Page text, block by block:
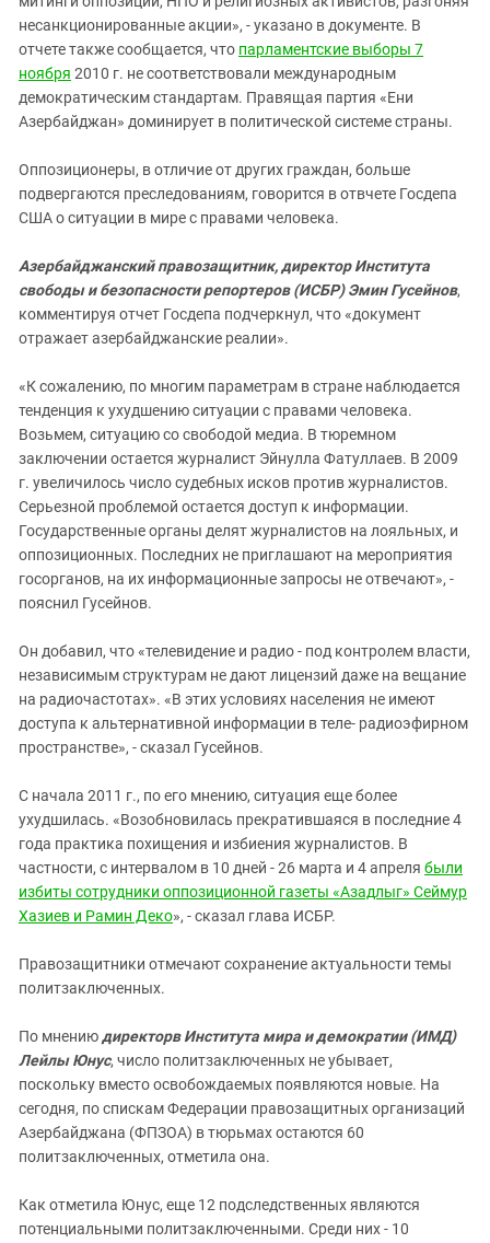
несанкционированные акции», - указано в документе. В
отчете также сообщается, что парламентские выборы 7
ноября 2010 г. не соответствовали международным
демократическим стандартам. Правящая партия «Ени
Азербайджан» доминирует в политической системе страны.
Оппозиционеры, в отличие от других граждан, больше
подвергаются преследованиям, говорится в отвчете Госдепа
США о ситуации в мире с правами человека.
Азербайджанский правозащитник, директор Института
свободы и безопасности репортеров (ИСБР) Эмин Гусейнов,
комментируя отчет Госдепа подчеркнул, что «документ
отражает азербайджанские реалии».
«К сожалению, по многим параметрам в стране наблюдается
тенденция к ухудшению ситуации с правами человека.
Возьмем, ситуацию со свободой медиа. В тюремном
заключении остается журналист Эйнулла Фатуллаев. В 2009
г. увеличилось число судебных исков против журналистов.
Серьезной проблемой остается доступ к информации.
Государственные органы делят журналистов на лояльных, и
оппозиционных. Последних не приглашают на мероприятия
госорганов, на их информационные запросы не отвечают», -
пояснил Гусейнов.
Он добавил, что «телевидение и радио - под контролем власти,
независимым структурам не дают лицензий даже на вещание
на радиочастотах». «В этих условиях населения не имеют
доступа к альтернативной информации в теле- радиоэфирном
пространстве», - сказал Гусейнов.
С начала 2011 г., по его мнению, ситуация еще более
ухудшилась. «Возобновилась прекратившаяся в последние 4
года практика похищения и избиения журналистов. В
частности, с интервалом в 10 дней - 26 марта и 4 апреля были
избиты сотрудники оппозиционной газеты «Азадлыг» Сеймур
Хазиев и Рамин Деко», - сказал глава ИСБР.
Правозащитники отмечают сохранение актуальности темы
политзаключенных.
По мнениюдиректорв Института мира и демократии (ИМД)
Лейлы Юнус, число политзаключенных не убывает,
поскольку вместо освобождаемых появляются новые. На
сегодня, по спискам Федерации правозащитных организаций
Азербайджана (ФПЗОА) в тюрьмах остаются 60
политзаключенных, отметила она.
Как отметила Юнус, еще 12 подследственных являются
потенциальными политзаключенными. Среди них - 10